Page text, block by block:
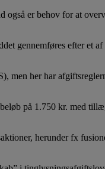
er behov for at
gennemføres efter et
men her har
på 1.750 kr. med
herunder fx